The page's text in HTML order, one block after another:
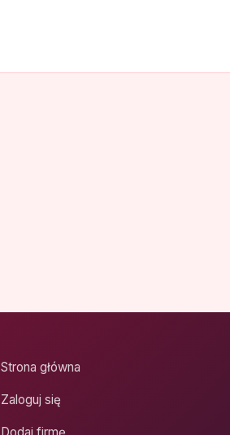
Strona główna
Zaloguj się